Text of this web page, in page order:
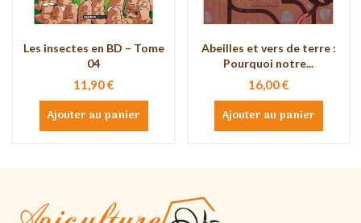
Les insectes en BD – Tome
04
11,90 €
Ajouter au panier
Abeilles et vers de terre :
Pourquoi notre...
16,00 €
Ajouter au panier